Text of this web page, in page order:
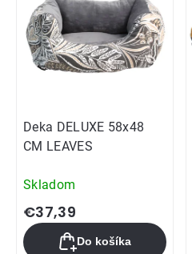
Deka DELUXE 58x48
CM LEAVES
Skladom
€37,39
Do košíka